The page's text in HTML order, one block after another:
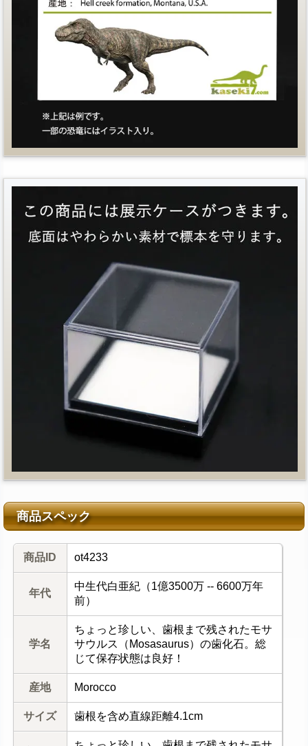
商品スペック
商品ID ot4233
年代
中生代白亜紀（1億3500万 -- 6600万年
前）
学名
ちょっと珍しい、歯根まで残されたモサ
サウルス（Mosasaurus）の歯化石。総
じて保存状態は良好！
産地 Morocco
サイズ 歯根を含め直線距離4.1cm